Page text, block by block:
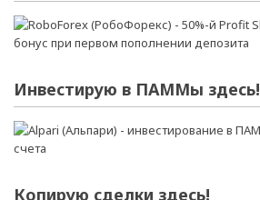
Инвестирую в ПАММы здесь!
Копирую сделки здесь!